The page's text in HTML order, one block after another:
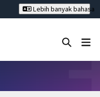
Lebih banyak bahasa